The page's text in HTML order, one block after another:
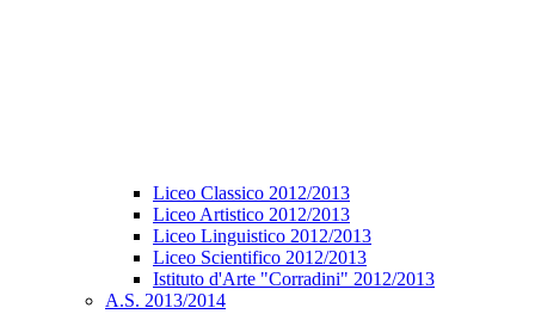
Liceo Classico 2012/2013
Liceo Artistico 2012/2013
Liceo Linguistico 2012/2013
Liceo Scientifico 2012/2013
Istituto d'Arte "Corradini" 2012/2013
A.S. 2013/2014